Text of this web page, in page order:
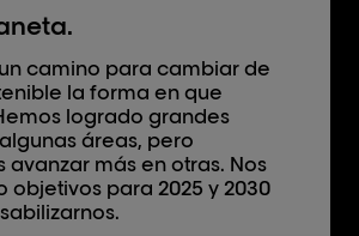
camino para cambiar de
la forma en que
logrado grandes
áreas, pero
avanzar más en otras. Nos
objetivos para 2025 y 2030